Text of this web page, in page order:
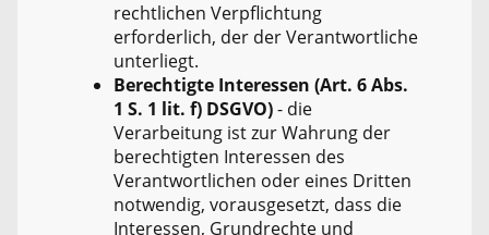
rechtlichen Verpflichtung
erforderlich, der der Verantwortliche
unterliegt.
Berechtigte Interessen (Art. 6 Abs.
1 S. 1 lit. f) DSGVO)- die
Verarbeitung ist zur Wahrung der
berechtigten Interessen des
Verantwortlichen oder eines Dritten
notwendig, vorausgesetzt, dass die
Interessen, Grundrechte und